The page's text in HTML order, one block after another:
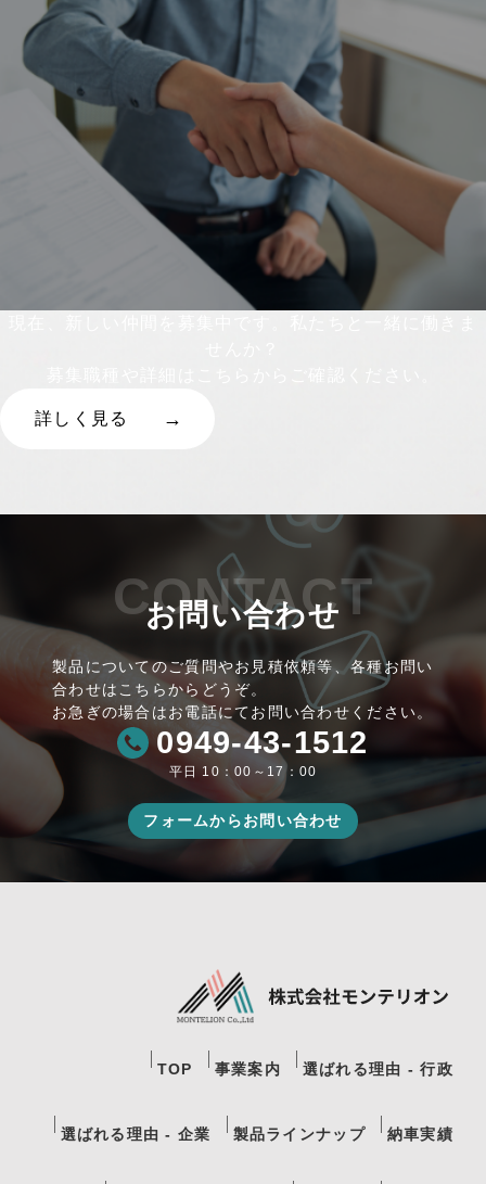
詳しく見る
CONTACT
お問い合わせ
製品についてのご質問やお見積依頼等、各種お問い
合わせはこちらからどうぞ。
お急ぎの場合はお電話にてお問い合わせください。
0949-43-1512
平日 10：00～17：00
フォームからお問い合わせ
TOP 事業案内 選ばれる理由 - 行政
選ばれる理由 - 企業 製品ラインナップ 納車実績